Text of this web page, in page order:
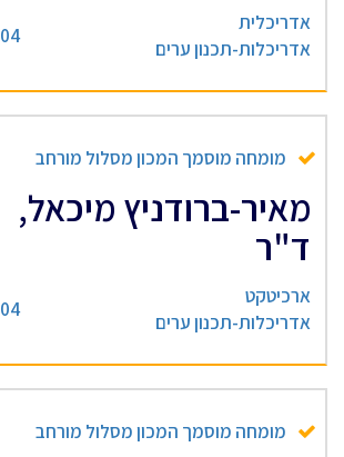
אדריכלית
אדריכלות-תכנון ערים
04
מומחה מוסמך המכון מסלול מורחב
מאיר-ברודניץ מיכאל,
ד"ר
ארכיטקט
אדריכלות-תכנון ערים
04
מומחה מוסמך המכון מסלול מורחב